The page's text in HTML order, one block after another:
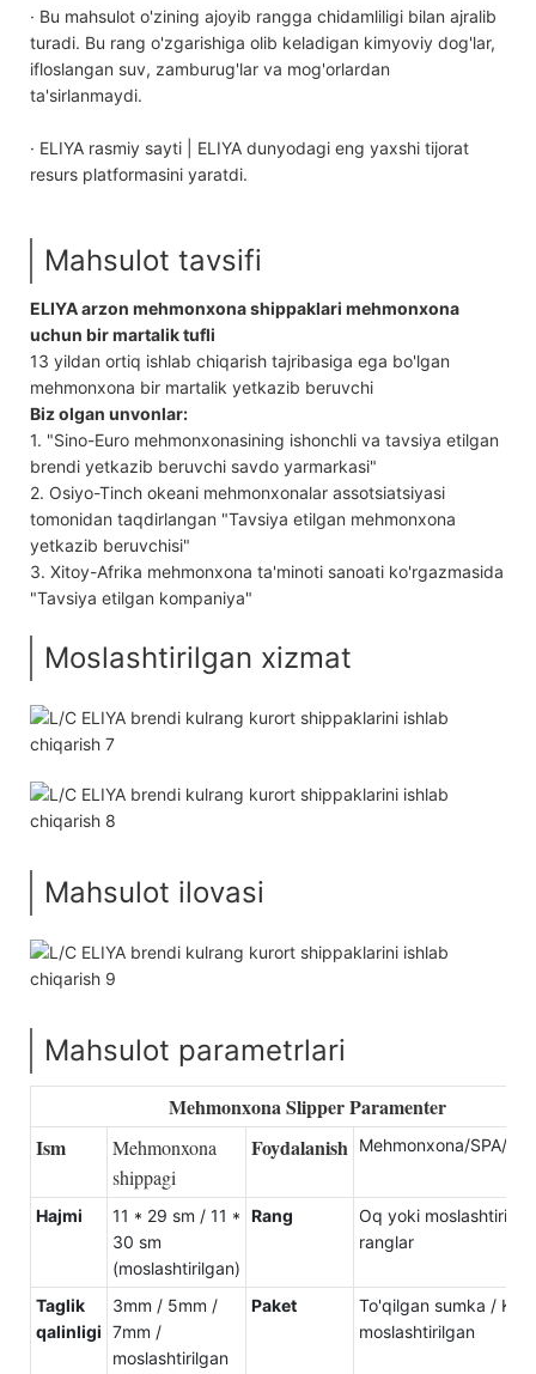
· Bu mahsulot o'zining ajoyib rangga chidamliligi bilan ajralib
turadi. Bu rang o'zgarishiga olib keladigan kimyoviy dog'lar,
ifloslangan suv, zamburug'lar va mog'orlardan
ta'sirlanmaydi.
· ELIYA rasmiy sayti | ELIYA dunyodagi eng yaxshi tijorat
resurs platformasini yaratdi.
Mahsulot tavsifi
ELIYA arzon mehmonxona shippaklari mehmonxona
uchun bir martalik tufli
13 yildan ortiq ishlab chiqarish tajribasiga ega bo'lgan
mehmonxona bir martalik yetkazib beruvchi
Biz olgan unvonlar:
1. "Sino-Euro mehmonxonasining ishonchli va tavsiya etilgan
brendi yetkazib beruvchi savdo yarmarkasi"
2. Osiyo-Tinch okeani mehmonxonalar assotsiatsiyasi
tomonidan taqdirlangan "Tavsiya etilgan mehmonxona
yetkazib beruvchisi"
3. Xitoy-Afrika mehmonxona ta'minoti sanoati ko'rgazmasida
"Tavsiya etilgan kompaniya"
Moslashtirilgan xizmat
Mahsulot ilovasi
Mahsulot parametrlari
Mehmonxona Slipper Paramenter
Ism
Mehmonxona
shippagi
Foydalanish Mehmonxona/SPA/
Hajmi
11 * 29 sm / 11 *
30 sm
(moslashtirilgan)
Rang
Oq yoki
ranglar
Taglik
qalinligi
3mm / 5mm /
7mm /
moslashtirilgan
Paket
To'qilgan sumka /
moslashtirilgan